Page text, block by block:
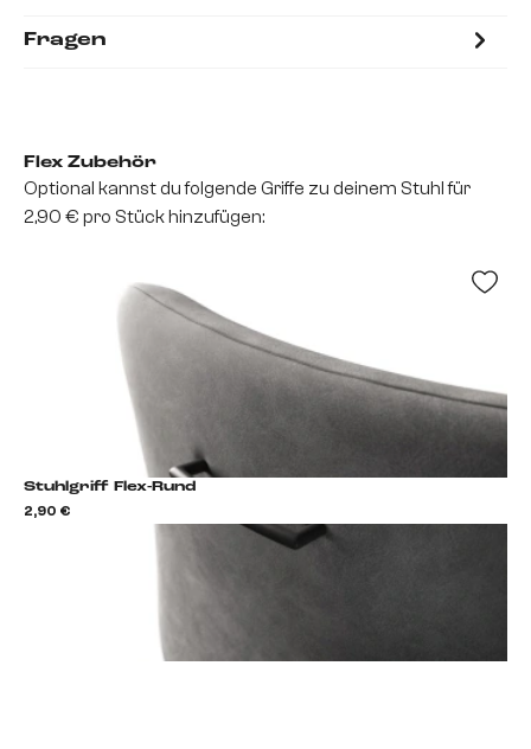
Fragen
Flex Zubehör
Optional kannst du folgende Griffe zu deinem Stuhl für
2,90 € pro Stück hinzufügen:
Stuhlgriff Flex-Rund
2,90 €
Stuhlgriff hinzufügen